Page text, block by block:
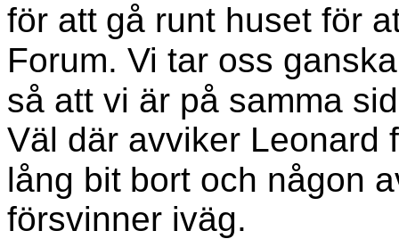
för att gå runt huset för
Forum. Vi tar oss ganska
så att vi är på samma
Väl där avviker Leonard
lång bit bort och någon
försvinner iväg.